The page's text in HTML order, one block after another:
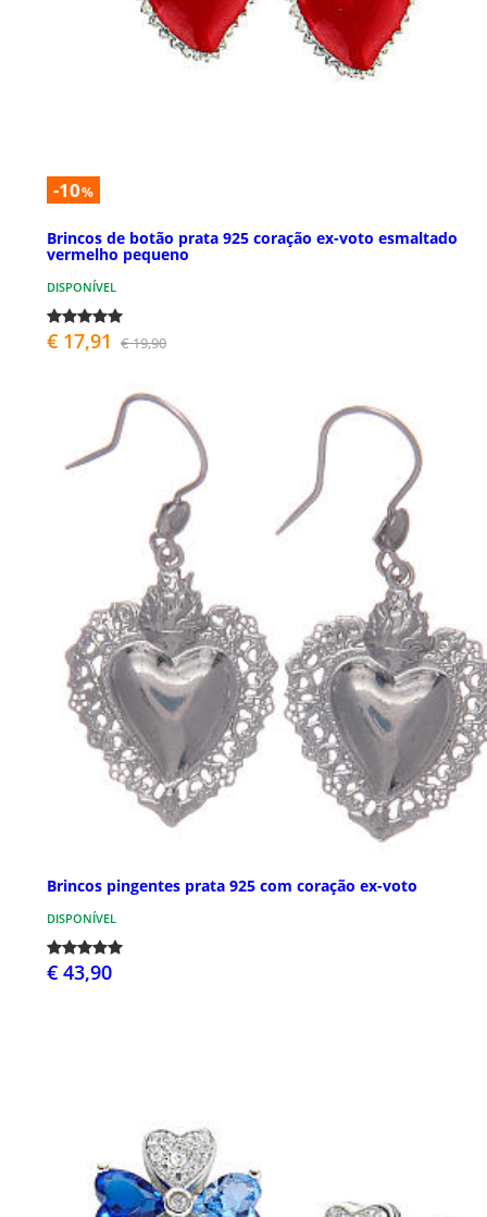
-10%
Brincos de botão prata 925 coração ex-voto esmaltado
vermelho pequeno
DISPONÍVEL
€ 17,91 € 19,90
Brincos pingentes prata 925 com coração ex-voto
DISPONÍVEL
€ 43,90